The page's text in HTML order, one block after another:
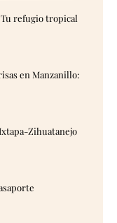
refugio tropical
en Manzanillo:
Zihuatanejo